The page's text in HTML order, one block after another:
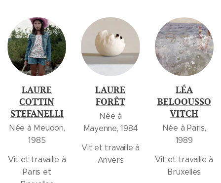
LAURE
COTTIN
STEFANELLI
Née à Meudon,
1985
Vit et travaille à
Paris et
LAURE
FORÊT
Née à
Mayenne, 1984
Vit et travaille à
Anvers
LÉA
BELOOUSSO
VITCH
Née à Paris,
1989
Vit et travaille à
Bruxelles